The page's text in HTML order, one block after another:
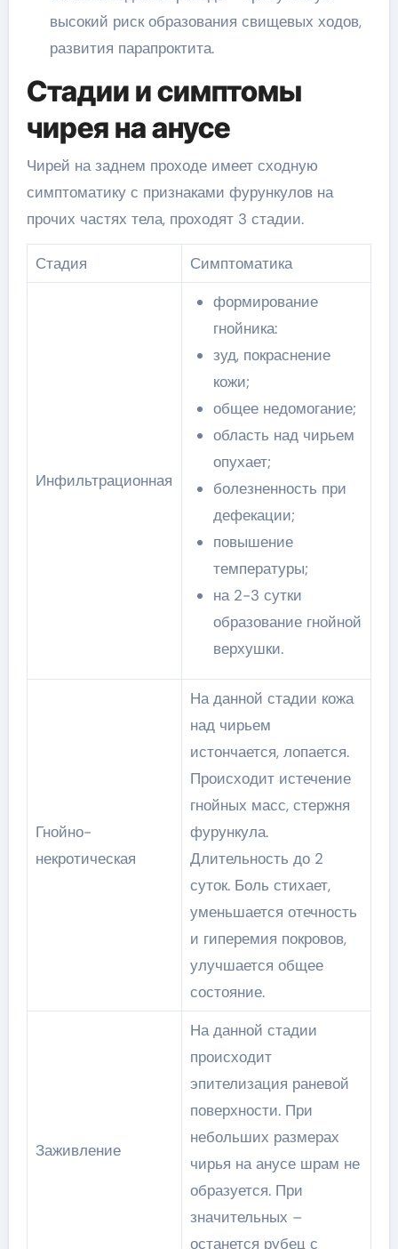
высокий риск образования свищевых ходов,
развития парапроктита.
Стадии и симптомы
чирея на анусе
Чирей на заднем проходе имеет сходную
симптоматику с признаками фурункулов на
прочих частях тела, проходят 3 стадии.
Стадия Симптоматика
Инфильтрационная
формирование
гнойника:
зуд, покраснение
кожи;
общее недомогание;
область над чирьем
опухает;
болезненность при
дефекации;
повышение
температуры;
на 2-3 сутки
образование гнойной
верхушки.
Гнойно-
некротическая
На данной стадии кожа
над чирьем
истончается, лопается.
Происходит истечение
гнойных масс, стержня
фурункула.
Длительность до 2
суток. Боль стихает,
уменьшается отечность
и гиперемия покровов,
улучшается общее
состояние.
Заживление
На данной стадии
происходит
эпителизация раневой
поверхности. При
небольших размерах
чирья на анусе шрам не
образуется. При
значительных –
останется рубец с